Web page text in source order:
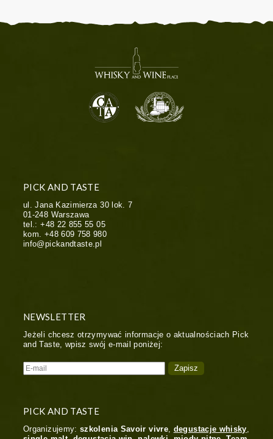
PICK AND TASTE
ul. Jana Kazimierza 30 lok. 7
01-248 Warszawa
tel.:+48 22 855 55 05
kom. +48 609 758 980
info@pickandtaste.pl
NEWSLETTER
Jeżeli chcesz otrzymywać informacje o aktualnościach Pick
and Taste, wpisz swój e-mail poniżej:
PICK AND TASTE
Organizujemy:szkolenia Savoir vivre, degustacje whisky,